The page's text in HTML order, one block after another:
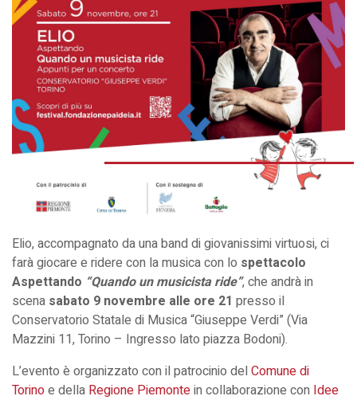
Elio, accompagnato da una band di giovanissimi virtuosi, ci
farà giocare e ridere con la musica con lo spettacolo
Aspettando “Quando un musicista ride”, che andrà in
scena sabato 9 novembre alle ore 21 presso il
Conservatorio Statale di Musica “Giuseppe Verdi” (Via
Mazzini 11, Torino – Ingresso lato piazza Bodoni).
L’evento è organizzato con il patrocinio del Comune di
Torinoe della Regione Piemontein collaborazione con Idee